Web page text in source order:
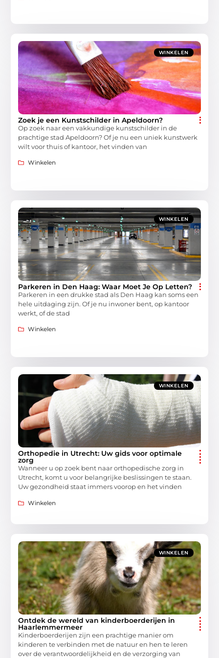
WINKELEN
Zoek je een Kunstschilder in Apeldoorn?
Op zoek naar een vakkundige kunstschilder in de
prachtige stad Apeldoorn? Of je nu een uniek kunstwerk
wilt voor thuis of kantoor, het vinden van
Winkelen
WINKELEN
Parkeren in Den Haag: Waar Moet Je Op Letten?
Parkeren in een drukke stad als Den Haag kan soms een
hele uitdaging zijn. Of je nu inwoner bent, op kantoor
werkt, of de stad
Winkelen
WINKELEN
Orthopedie in Utrecht: Uw gids voor optimale
zorg
Wanneer u op zoek bent naar orthopedische zorg in
Utrecht, komt u voor belangrijke beslissingen te staan.
Uw gezondheid staat immers voorop en het vinden
Winkelen
WINKELEN
Ontdek de wereld van kinderboerderijen in
Haarlemmermeer
Kinderboerderijen zijn een prachtige manier om
kinderen te verbinden met de natuur en hen te leren
over de verantwoordelijkheid en de verzorging van